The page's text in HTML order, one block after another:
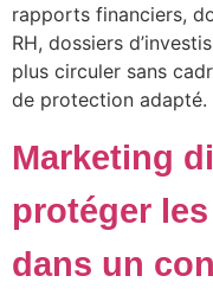
rapports financiers,
RH, dossiers
plus circuler sans
de protection adapté.
Marketing
protéger
dans un